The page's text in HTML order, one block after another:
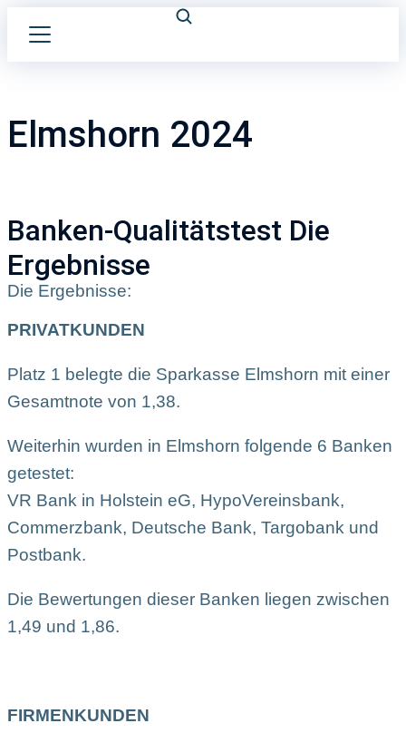
Elmshorn 2024
Banken-Qualitätstest Die
Ergebnisse
Die Ergebnisse:
PRIVATKUNDEN
Platz 1 belegte die Sparkasse Elmshorn mit einer
Gesamtnote von 1,38.
Weiterhin wurden in Elmshorn folgende 6 Banken
getestet:
VR Bank in Holstein eG, HypoVereinsbank,
Commerzbank, Deutsche Bank, Targobank und
Postbank.
Die Bewertungen dieser Banken liegen zwischen
1,49 und 1,86.
FIRMENKUNDEN